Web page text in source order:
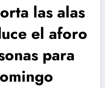
las alas
el aforo
para